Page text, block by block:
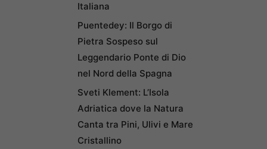
Italiana
Puentedey: Il Borgo di
Pietra Sospeso sul
Leggendario Ponte di Dio
nel Nord della Spagna
Sveti Klement: L’Isola
Adriatica dove la Natura
Canta tra Pini, Ulivi e Mare
Cristallino